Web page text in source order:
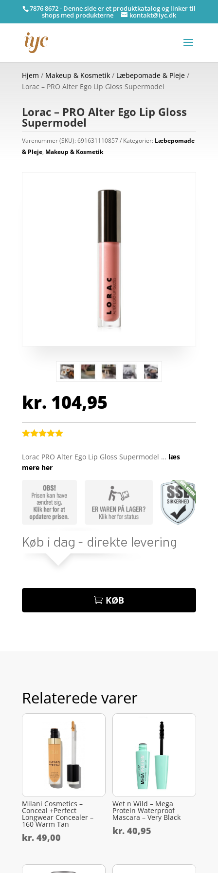
7876 8672 - Denne side er et produktkatalog og linker til
shops med produkterne kontakt@iyc.dk
Hjem / Makeup & Kosmetik/ Læbepomade & Pleje/
Lorac – PRO Alter Ego Lip Gloss Supermodel
Lorac – PRO Alter Ego Lip Gloss
Supermodel
Varenummer (SKU):691631110857 Kategorier: Læbepomade
& Pleje, Makeup & Kosmetik
kr. 104,95
ud af 5
baseret på
Lorac PRO Alter Ego Lip Gloss Supermodel … læs
mere her
KØB
Relaterede varer
Milani Cosmetics –
Conceal +Perfect
Longwear Concealer –
160 Warm Tan
kr.49,00
Wet n Wild – Mega
Protein Waterproof
Mascara – Very Black
kr. 40,95